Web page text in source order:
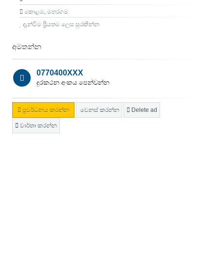
කොළඹ, මහරගම
දැන්වීම ප්‍රියතම ලෙස සුරකින්න
අමතන්න
0770400XXX
දුරකථන අංකය පෙන්වන්න
ප්‍රවර්ධනය කරන්න වෙනස් කරන්න Delete ad
වාර්තා කරන්න